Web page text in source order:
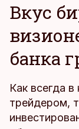
Вкус
банка
Как всегда
трейдером,